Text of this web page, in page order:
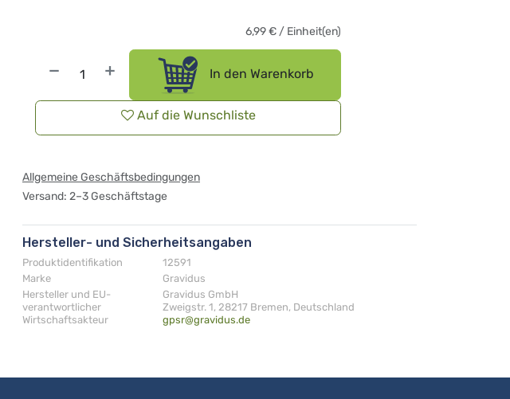
In den Warenkorb
Auf die Wunschliste
6,99€/ Einheit(en)
Allgemeine Geschäftsbedingungen
Versand: 2–3 Geschäftstage
Hersteller- und Sicherheitsangaben
Produktidentifikation
12591
Marke
Gravidus
Hersteller und EU-
verantwortlicher
Wirtschaftsakteur
Gravidus GmbH
Zweigstr. 1, 28217 Bremen, Deutschland
gpsr@gravidus.de